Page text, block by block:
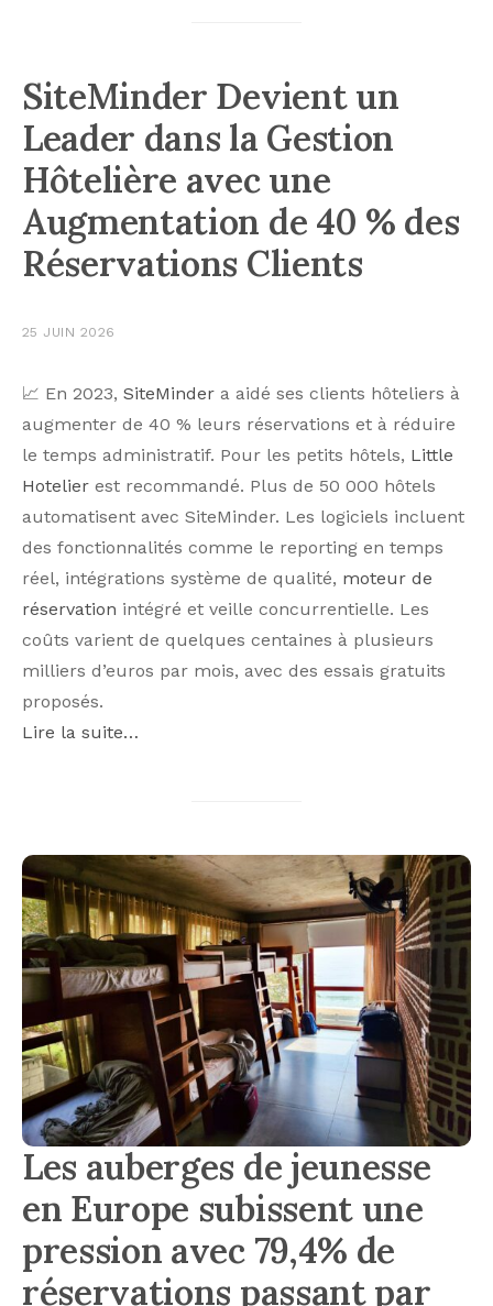
SiteMinder Devient un
Leader dans la Gestion
Hôtelière avec une
Augmentation de 40 % des
Réservations Clients
25 JUIN 2026
📈 En 2023, SiteMinder a aidé ses clients hôteliers à
augmenter de 40 % leurs réservations et à réduire
le temps administratif. Pour les petits hôtels, Little
Hotelier est recommandé. Plus de 50 000 hôtels
automatisent avec SiteMinder. Les logiciels incluent
des fonctionnalités comme le reporting en temps
réel, intégrations système de qualité, moteur de
réservation intégré et veille concurrentielle. Les
coûts varient de quelques centaines à plusieurs
milliers d’euros par mois, avec des essais gratuits
proposés.
Lire la suite…
Les auberges de jeunesse
en Europe subissent une
pression avec 79,4% de
réservations passant par